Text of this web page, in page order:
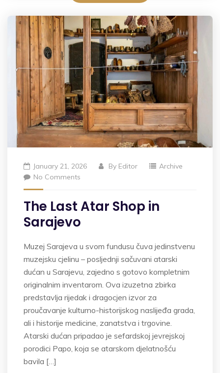
January 21, 2026 By Editor
Archive
No Comments
The Last Atar Shop in
Sarajevo
Muzej Sarajeva u svom fundusu čuva jedinstvenu
muzejsku cjelinu – posljednji sačuvani atarski
dućan u Sarajevu, zajedno s gotovo kompletnim
originalnim inventarom. Ova izuzetna zbirka
predstavlja rijedak i dragocjen izvor za
proučavanje kulturno-historijskog naslijeđa grada,
ali i historije medicine, zanatstva i trgovine.
Atarski dućan pripadao je sefardskoj jevrejskoj
porodici Papo, koja se atarskom djelatnošću
bavila […]